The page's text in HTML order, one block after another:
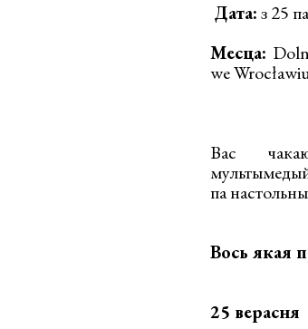
Дата:з 25
Месца:
we
Вас
па
Вось якая
25 верасня